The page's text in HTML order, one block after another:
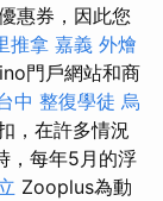
惠券，因此您
推拿 嘉義 外燴
門戶網站和商
中 整復學徒 烏
，在許多情況
，每年5月的浮
Zooplus為動